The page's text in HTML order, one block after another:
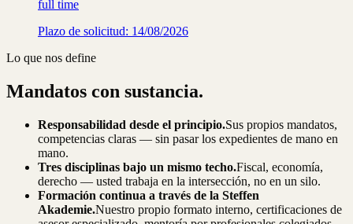
full time
Plazo de solicitud: 14/08/2026
Lo que nos define
Mandatos con sustancia.
Responsabilidad desde el principio.Sus propios mandatos,
competencias claras — sin pasar los expedientes de mano en
mano.
Tres disciplinas bajo un mismo techo.Fiscal, economía,
derecho — usted trabaja en la intersección, no en un silo.
Formación continua a través de la Steffen
Akademie.Nuestro propio formato interno, certificaciones de